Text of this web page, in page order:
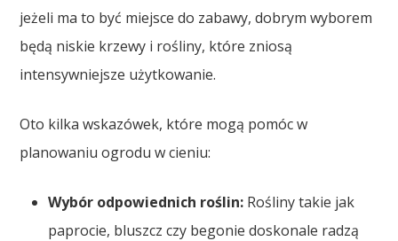
jeżeli ma to być miejsce do zabawy, dobrym wyborem
będą niskie krzewy i rośliny, które zniosą
intensywniejsze użytkowanie.
Oto kilka wskazówek, które mogą pomóc w
planowaniu ogrodu w cieniu:
Wybór odpowiednich roślin: Rośliny takie jak
paprocie, bluszcz czy begonie doskonale radzą